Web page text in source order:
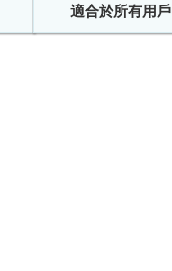
適合於所有用戶